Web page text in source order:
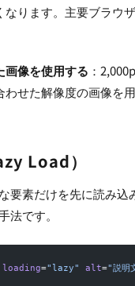
なります。主要ブラウ
画像を使用する ：
せた解像度の画像を用
Load）
要素だけを先に読み
法です。
loading="lazy" alt="説明